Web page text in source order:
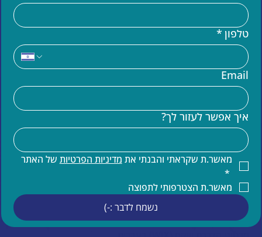
עוד באתר
בניית אתר וויקס (WIX)
מומחים לקוד בוויקס VELO
שידרוג אתר וויקס
הדרכות וויקס
קידום אתרים
קידום אורגני של אתר וויקס
תחזוקת אתר וויקס
הדרכות ותמיכה טכנית למעצבים בוויקס
תמיכה בעברית באתרי וויקס
איפיון אתר וויקס
ייעוץ עסקי
טלפון *
Email
איך אפשר לעזור לך?
מאשר.ת שקראתי והבנתי את מדיניות הפרטיות של האתר
*
מאשר.ת הצטרפותי לתפוצה
נשמח לדבר :-)